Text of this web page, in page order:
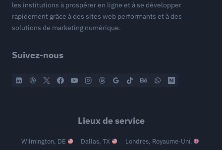
les institutions à prospérer en ligne et à se développer
rapidement grâce à des sites web performants et à des
solutions de marketing numérique.
Suivez-nous
Lieux de service
Wilmington, DE Dallas, TX Londres, Royaume-Uni.